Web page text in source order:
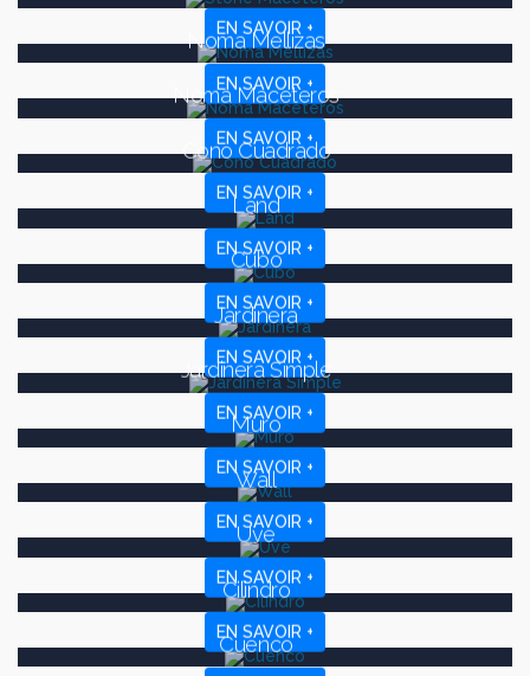
EN SAVOIR +
EN SAVOIR +
Noma Mellizas
EN SAVOIR +
Noma Maceteros
EN SAVOIR +
Cono Cuadrado
EN SAVOIR +
Land
EN SAVOIR +
Cubo
EN SAVOIR +
Jardinera
EN SAVOIR +
Jardinera Simple
EN SAVOIR +
Muro
EN SAVOIR +
Wall
EN SAVOIR +
Uve
EN SAVOIR +
Cilindro
Cuenco